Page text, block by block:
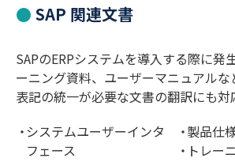
SAP 関連文書
SAPのERPシステムを導入する際に発
ーニング資料、ユーザーマニュアルな
表記の統一が必要な文書の翻訳にも対
システムユーザーインタ
フェース
製品仕
トレー